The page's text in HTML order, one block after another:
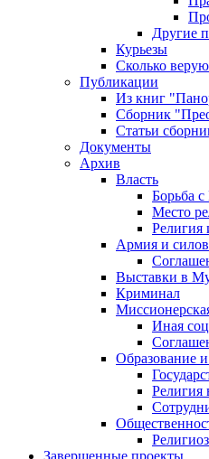
Другие
Курьезы
Сколько
Публикации
Из книг
Сборник
Статьи
Документы
Архив
Власть
Борьба
Место
Религия
Армия и
Выставки в
Криминал
Иная
Образование и
Религия
Завершенные проекты